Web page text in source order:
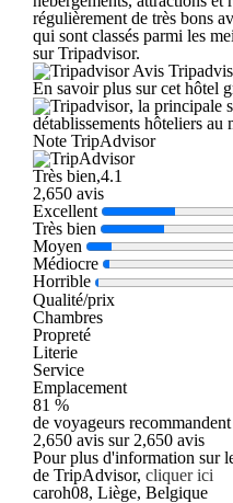
régulièrement de très bons
qui sont classés parmi les
sur Tripadvisor.
Avis
En savoir plus sur cet hôtel
, la principale
détablissements hôteliers au
Note TripAdvisor
Très bien,4.1
2,650 avis
Excellent
Très bien
Moyen
Médiocre
Horrible
Qualité/prix
Chambres
Propreté
Literie
Service
Emplacement
81 %
de voyageurs recommandent
2,650 avis sur 2,650 avis
Pour plus d'information sur
de TripAdvisor, cliquer ici
caroh08, Liège, Belgique